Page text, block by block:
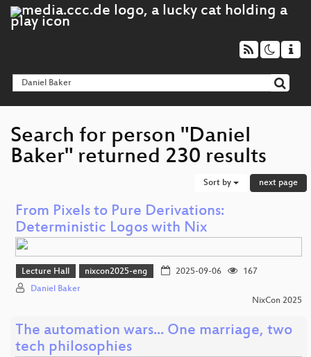
Search for person "Daniel
Baker" returned 230 results
Sort by next page
From Pixels to Pure Derivations:
Deterministic Logos with Nix
Lecture Hall nixcon2025-eng 2025-09-06
167
Daniel Baker
NixCon 2025
The automation wars... One marriage, two
tech philosophies